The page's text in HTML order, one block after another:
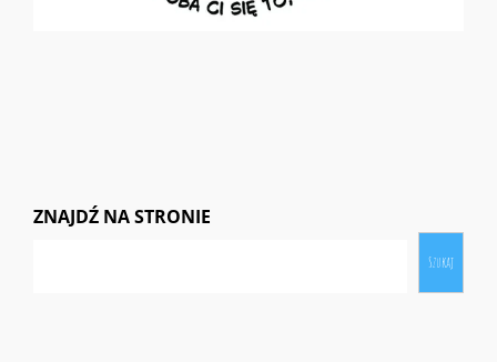
ZNAJDŹ NA STRONIE
Szukaj